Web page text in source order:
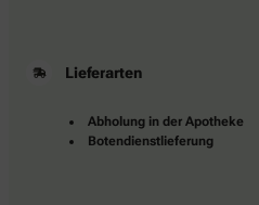
Lieferarten
Abholung in der Apotheke
Botendienstlieferung